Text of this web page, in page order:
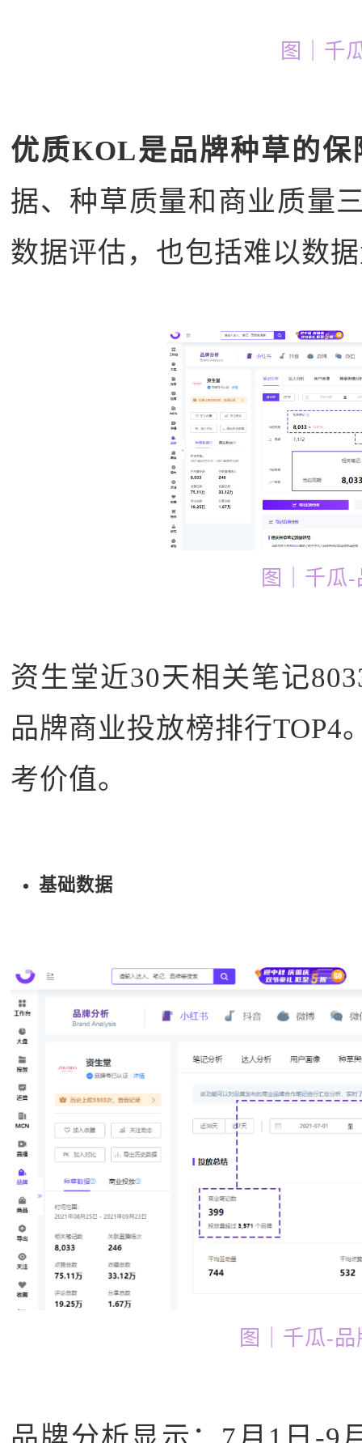
图｜千
优质KOL是品牌种草的保
据、种草质量和商业质量
数据评估，也包括难以数
图｜千瓜
资生堂近30天相关笔记
品牌商业投放榜排行TOP4
考价值。
基础数据
图｜千瓜-